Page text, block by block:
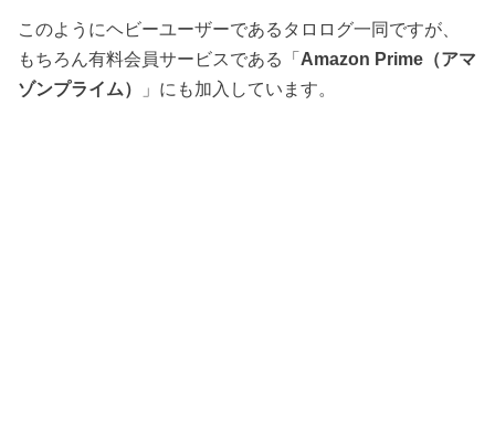
このようにヘビーユーザーであるタロログ一同ですが、
もちろん有料会員サービスである「 Amazon Prime（アマ
ゾンプライム）
」にも加入しています。